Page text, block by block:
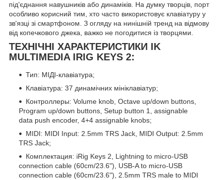
під'єднання навушників або динаміків. На думку творців, порт
особливо корисний тим, хто часто використовує клавіатуру у
зв'язці зі смартфоном. З огляду на нинішній тренд на відмову
від копечкового джека, важко не погодитися із творцями.
ТЕХНІЧНІ ХАРАКТЕРИСТИКИ IK
MULTIMEDIA IRIG KEYS 2:
Тип: МІДІ-клавіатура;
Клавіатура: 37 динамічних мініклавіатур;
Контроллеры: Volume knob, Octave up/down buttons,
Program up/down buttons, Setup button 1, assignable
data push encoder, 4+4 assignable knobs;
MIDI: MIDI Input: 2.5mm TRS Jack, MIDI Output: 2.5mm
TRS Jack;
Комплектация: iRig Keys 2, Lightning to micro-USB
connection cable (60cm/23.6"), USB-A to micro-USB
connection cable (60cm/23.6"), 2.5mm TRS male to MIDI